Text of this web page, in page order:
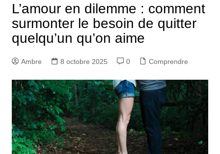
L’amour en dilemme : comment
surmonter le besoin de quitter
quelqu’un qu’on aime
Ambre 8 octobre 2025 0 Comprendre